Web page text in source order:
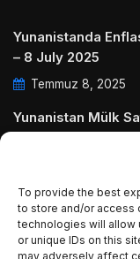
To provide the best
to store and/or access
technologies will allow
or unique IDs on this
may adversely affect
Yunanistanda
– 8 July 2025
Temmuz 8, 2025
Yunanistan Mülk
July 2025
Temmuz 5, 2025